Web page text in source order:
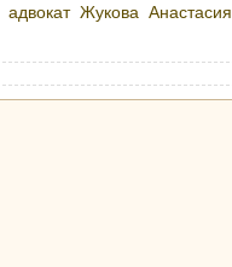
Жукова Анастасия